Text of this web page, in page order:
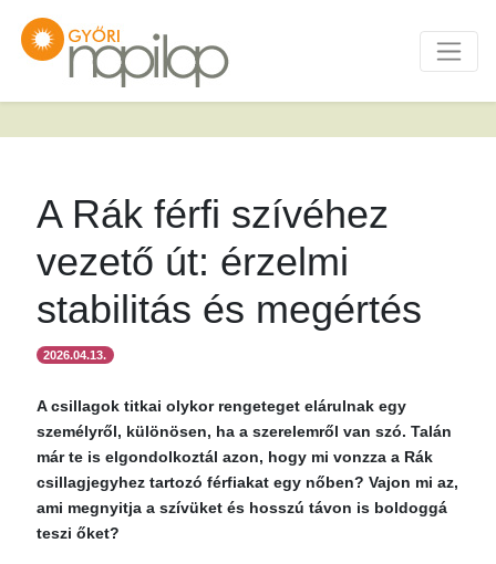
A Rák férfi szívéhez
vezető út: érzelmi
stabilitás és megértés
2026.04.13.
A csillagok titkai olykor rengeteget elárulnak egy
személyről, különösen, ha a szerelemről van szó. Talán
már te is elgondolkoztál azon, hogy mi vonzza a Rák
csillagjegyhez tartozó férfiakat egy nőben? Vajon mi az,
ami megnyitja a szívüket és hosszú távon is boldoggá
teszi őket?